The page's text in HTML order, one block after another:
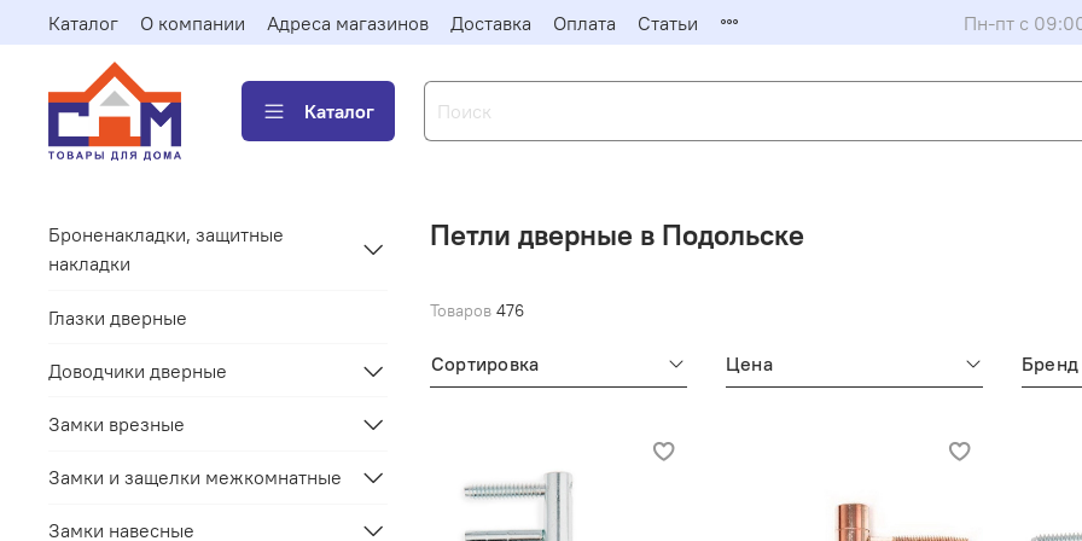
Каталог О компании Адреса магазинов Доставка Оплата Статьи Пн-пт с
Каталог
Петли дверные в Подольске
Товаров 476
Сортировка Цена Бренд
Броненакладки, защитные
накладки
Глазки дверные
Доводчики дверные
Замки врезные
Замки и защелки межкомнатные
Замки навесные